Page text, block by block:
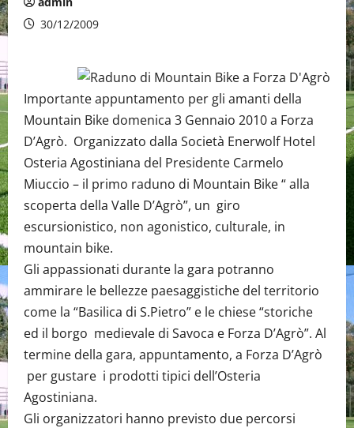
30/12/2009
Importante appuntamento per gli amanti della
Mountain Bike domenica 3 Gennaio 2010 a Forza
D’Agrò. Organizzato dalla Società Enerwolf Hotel
Osteria Agostiniana del Presidente Carmelo
Miuccio – il primo raduno di Mountain Bike “ alla
scoperta della Valle D’Agrò”, un giro
escursionistico, non agonistico, culturale, in
mountain bike.
Gli appassionati durante la gara potranno
ammirare le bellezze paesaggistiche del territorio
come la “Basilica di S.Pietro” e le chiese “storiche
ed il borgo medievale di Savoca e Forza D’Agrò”. Al
termine della gara, appuntamento, a Forza D’Agrò
per gustare i prodotti tipici dell’Osteria
Agostiniana.
Gli organizzatori hanno previsto due percorsi